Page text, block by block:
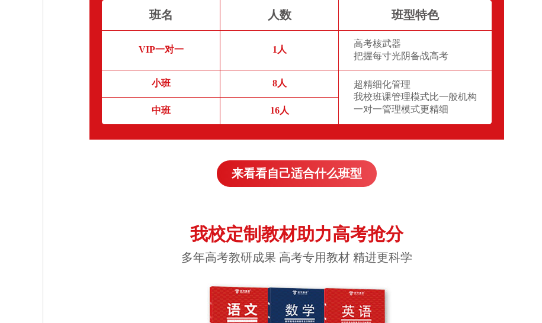
班名 人数 班型特色
VIP一对一 1人
高考核武器
把握每寸光阴备战高考
小班 8人
超精细化管理
我校班课管理模式比一般机构
一对一管理模式更精细
中班 16人
来看看自己适合什么班型
我校定制教材助力高考抢分
多年高考教研成果 高考专用教材 精进更科学